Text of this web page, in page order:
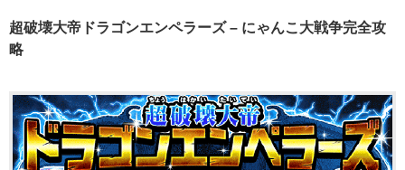
超破壊大帝ドラゴンエンペラーズ – にゃんこ大戦争完全攻
略